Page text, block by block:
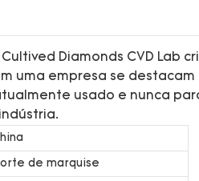
Diamonds CVD Lab
uma empresa se destacam
usado e nunca
de marquise